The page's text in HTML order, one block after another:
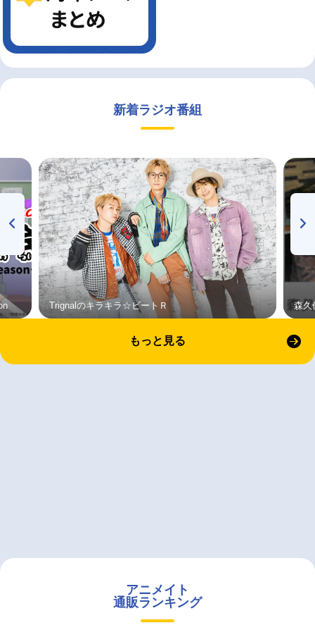
新着ラジオ番組
Trignalのキラキラ☆ビートＲ 森久
もっと見る
アニメイト
通販ランキング